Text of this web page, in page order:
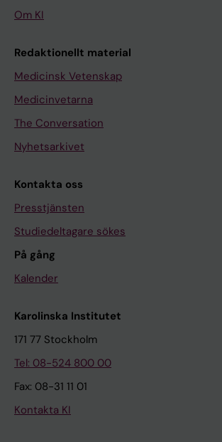
Om KI
Redaktionellt material
Medicinsk Vetenskap
Medicinvetarna
The Conversation
Nyhetsarkivet
Kontakta oss
Presstjänsten
Studiedeltagare sökes
På gång
Kalender
Karolinska Institutet
171 77 Stockholm
Tel: 08-524 800 00
Fax: 08-31 11 01
Kontakta KI